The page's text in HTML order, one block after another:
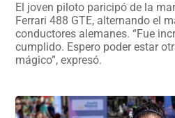
El joven piloto paricipó de la
Ferrari 488 GTE, alternando el
conductores alemanes. “Fue
cumplido. Espero poder estar
mágico”, expresó.